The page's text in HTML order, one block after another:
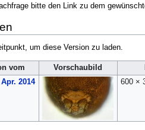
bitte den Link zu dem
um diese Version zu laden.
vom Vorschaubild
2014 600 ×